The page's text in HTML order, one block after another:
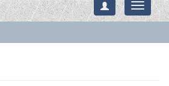
Toggle